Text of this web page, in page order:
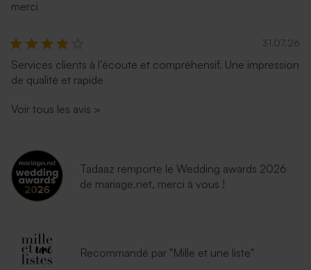
merci
31.07.26
Services clients à l’écoute et compréhensif. Une impression
de qualité et rapide
Voir tous les avis >
Tadaaz remporte le Wedding awards 2026
de mariage.net, merci à vous !
Recommandé par "Mille et une liste"